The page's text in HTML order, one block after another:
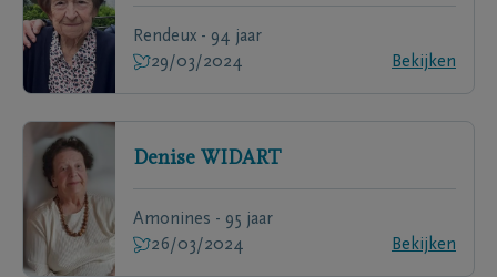
Rendeux - 94 jaar
29/03/2024
Bekijken
Denise WIDART
Amonines - 95 jaar
26/03/2024
Bekijken